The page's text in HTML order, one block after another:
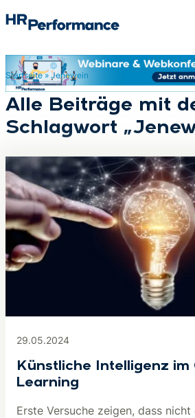
Suchen
Startseite» Jenewein
Alle Beiträge mit
Schlagwort
29.05.2024
Künstliche Intelligenz im
Learning
Erste Versuche zeigen, dass